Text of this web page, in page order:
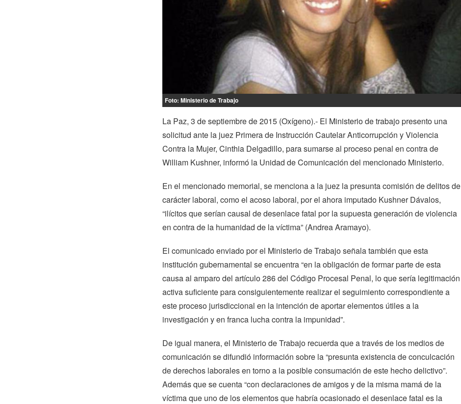
Foto: Ministerio de Trabajo
La Paz, 3 de septiembre de 2015 (Oxígeno).- El Ministerio de trabajo presento una
solicitud ante la juez Primera de Instrucción Cautelar Anticorrupción y Violencia
Contra la Mujer, Cinthia Delgadillo, para sumarse al proceso penal en contra de
William Kushner, informó la Unidad de Comunicación del mencionado Ministerio.
En el mencionado memorial, se menciona a la juez la presunta comisión de delitos de
carácter laboral, como el acoso laboral, por el ahora imputado Kushner Dávalos,
“ilícitos que serían causal de desenlace fatal por la supuesta generación de violencia
en contra de la humanidad de la víctima” (Andrea Aramayo).
El comunicado enviado por el Ministerio de Trabajo señala también que esta
institución gubernamental se encuentra “en la obligación de formar parte de esta
causa al amparo del artículo 286 del Código Procesal Penal, lo que sería legitimación
activa suficiente para consiguientemente realizar el seguimiento correspondiente a
este proceso jurisdiccional en la intención de aportar elementos útiles a la
investigación y en franca lucha contra la impunidad”.
De igual manera, el Ministerio de Trabajo recuerda que a través de los medios de
comunicación se difundió información sobre la “presunta existencia de conculcación
de derechos laborales en torno a la posible consumación de este hecho delictivo”.
Además que se cuenta “con declaraciones de amigos y de la misma mamá de la
víctima que uno de los elementos que habría ocasionado el desenlace fatal es la